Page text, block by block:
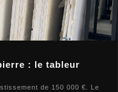
: le tableur
de 150 000 €. Le